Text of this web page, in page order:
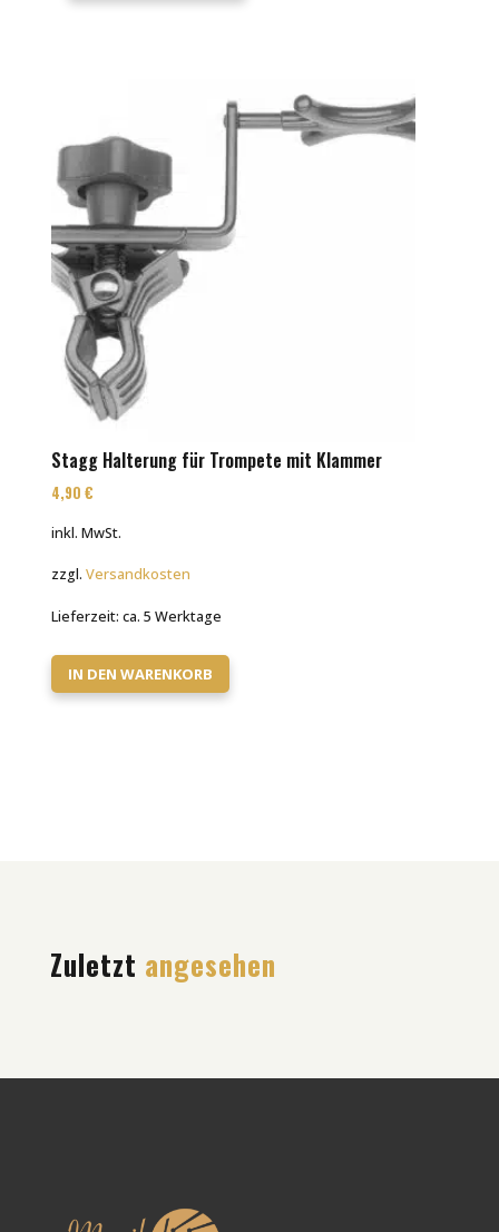
Stagg Halterung für Trompete mit Klammer
4,90€
inkl. MwSt.
zzgl.Versandkosten
Lieferzeit:ca. 5 Werktage
IN DEN WARENKORB
Zuletzt angesehen